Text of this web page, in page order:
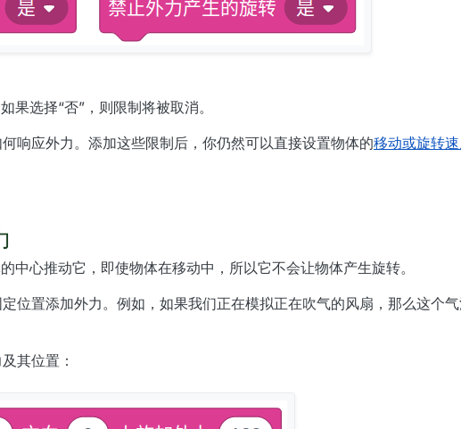
果选择“否”，则限制将被取消。
响应外力。添加这些限制后，你仍然可以直接设置物体的移动或旋转
中心推动它，即使物体在移动中，所以它不会让物体产生旋转。
位置添加外力。例如，如果我们正在模拟正在吹气的风扇，那么这个
其位置：